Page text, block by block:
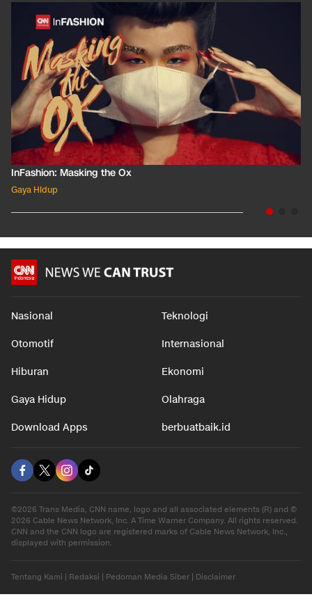
InFashion: Masking the Ox
Gaya Hidup
Nasional Teknologi
Otomotif Internasional
Hiburan Ekonomi
Gaya Hidup Olahraga
Download Apps berbuatbaik.id
©2026 Trans Media, CNN name, logo and all associated elements (R) and ©
2026 Cable News Network, Inc. A Time Warner Company. All rights reserved.
CNN and the CNN logo are registered marks of Cable News Network, Inc.,
displayed with permission.
Tentang Kami Redaksi Pedoman Media Siber Disclaimer